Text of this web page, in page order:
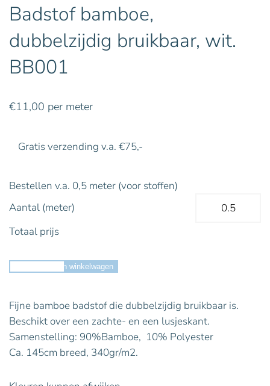
Badstof bamboe,
dubbelzijdig bruikbaar, wit.
BB001
€11,00 per meter
Gratis verzending v.a. €75,-
Bestellen v.a. 0,5 meter (voor stoffen)
Aantal (meter)
Totaal prijs
Toevoegen aan winkelwagen
Fijne bamboe badstof die dubbelzijdig bruikbaar is.
Beschikt over een zachte- en een lusjeskant.
Samenstelling: 90%Bamboe, 10% Polyester
Ca. 145cm breed, 340gr/m2.